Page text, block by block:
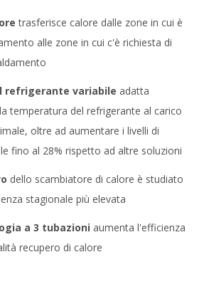
trasferisce calore dalle zone in cui è
alle zone in cui c'è richiesta di
refrigerante variabile adatta
temperatura del refrigerante al carico
oltre ad aumentare i livelli di
fino al 28% rispetto ad altre soluzioni
dello scambiatore di calore è studiato
stagionale più elevata
a 3 tubazioni aumenta l'efficienza
recupero di calore